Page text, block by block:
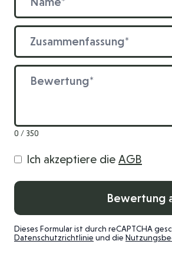
Zusammenfassung
Bewertung
0 / 350
Ich akzeptiere die AGB
Bewertung
Dieses Formular ist durch reCAPTCHA
Datenschutzrichtlinie und die